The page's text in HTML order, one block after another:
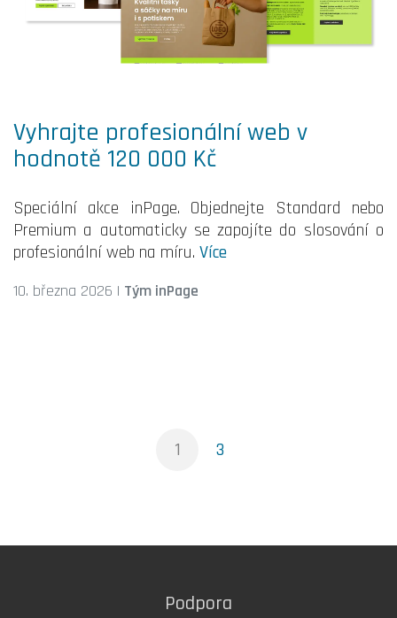
Vyhrajte profesionální web v
hodnotě 120 000 Kč
Speciální akce inPage. Objednejte Standard nebo
Premium a automaticky se zapojíte do slosování o
profesionální web na míru. Více
10. března 2026 | Tým inPage
1 3
Podpora